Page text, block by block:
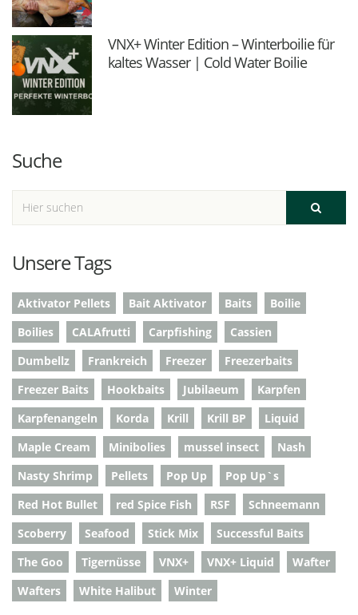
VNX+ Winter Edition – Winterboilie für
kaltes Wasser | Cold Water Boilie
Suche
Unsere Tags
Aktivator Pellets Bait Aktivator Baits
Boilie
Boilies
CALAfrutti Carpfishing
Cassien
Dumbellz
Frankreich Freezer
Freezerbaits
Freezer Baits
Hookbaits Jubilaeum
Karpfen
Karpfenangeln
Korda Krill Krill BP
Liquid
Maple Cream
Minibolies mussel insect
Nash
Nasty Shrimp
Pellets Pop Up
Pop Up`s
Red Hot Bullet
red Spice Fish RSF
Schneemann
Scoberry
Seafood Stick Mix
Successful Baits
The Goo
Tigernüsse VNX+ VNX+ Liquid
Wafter
Wafters
White Halibut Winter